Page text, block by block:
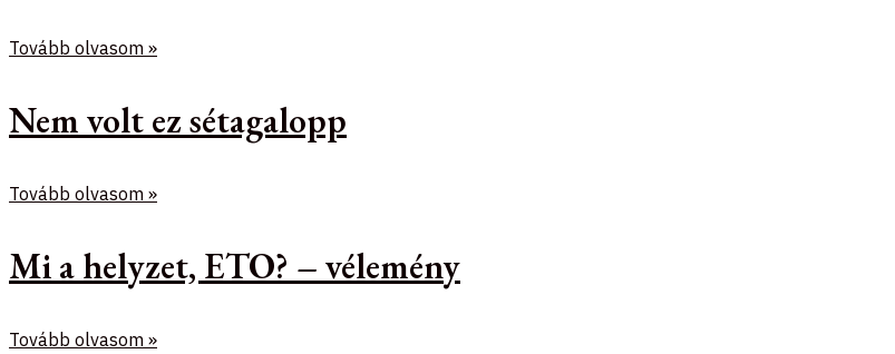
Tovább olvasom »
Nem volt ez sétagalopp
Tovább olvasom »
Mi a helyzet, ETO? – vélemény
Tovább olvasom »